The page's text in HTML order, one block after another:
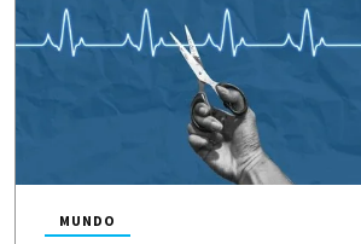
MUNDO